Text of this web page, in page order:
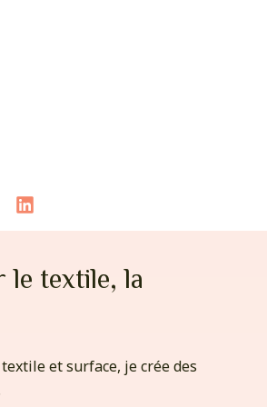
le textile, la
et surface, je crée des